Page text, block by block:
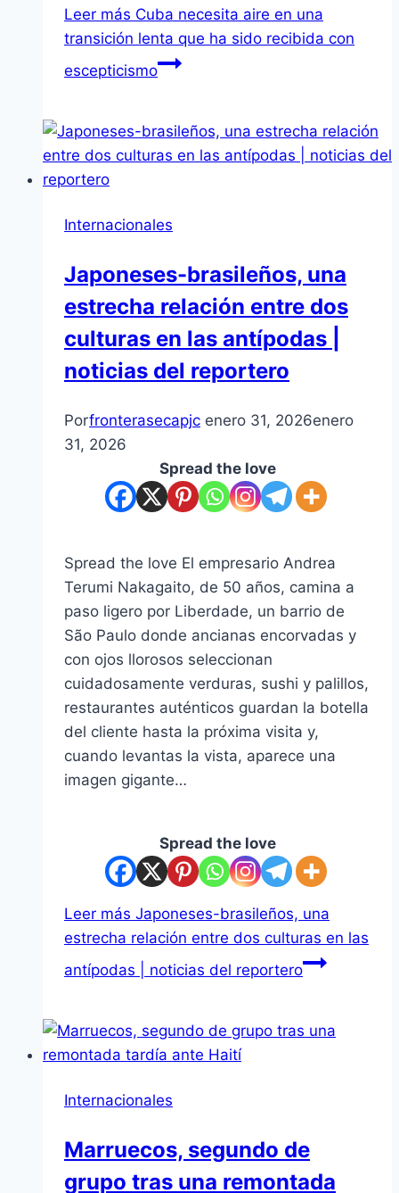
Leer más Cuba necesita aire en una
transición lenta que ha sido recibida con
escepticismo
Internacionales
Japoneses-brasileños, una
estrecha relación entre dos
culturas en las antípodas |
noticias del reportero
Porfronterasecapjc enero 31, 2026enero
31, 2026
Spread the love
Spread the love El empresario Andrea
Terumi Nakagaito, de 50 años, camina a
paso ligero por Liberdade, un barrio de
São Paulo donde ancianas encorvadas y
con ojos llorosos seleccionan
cuidadosamente verduras, sushi y palillos,
restaurantes auténticos guardan la botella
del cliente hasta la próxima visita y,
cuando levantas la vista, aparece una
imagen gigante…
Spread the love
Leer más Japoneses-brasileños, una
estrecha relación entre dos culturas en las
antípodas | noticias del reportero
Internacionales
Marruecos, segundo de
grupo tras una remontada